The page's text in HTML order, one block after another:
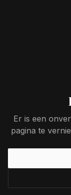
Er is een
pagina te